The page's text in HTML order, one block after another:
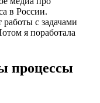
в России.
с задачами
я поработала
процессы